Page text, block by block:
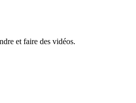
et faire des vidéos.